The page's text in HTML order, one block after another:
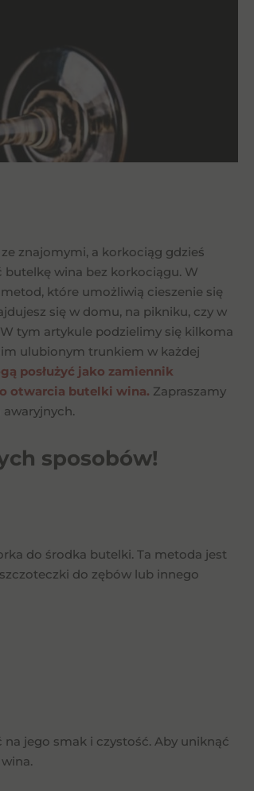
znajomymi, a korkociąg gdzieś
butelkę wina bez korkociągu. W
które umożliwią cieszenie się
się w domu, na pikniku, czy w
tym artykule podzielimy się kilkoma
ulubionym trunkiem w każdej
posłużyć jako zamiennik
otwarcia butelki wina. Zapraszamy
sposobów!
do środka butelki. Ta metoda jest
do zębów lub innego
jego smak i czystość. Aby uniknąć